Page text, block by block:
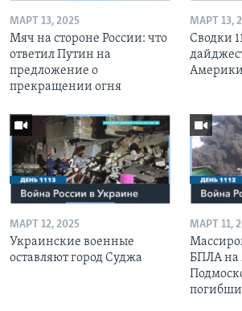
МАРТ 13, 2025
Мяч на стороне России: что
ответил Путин на
предложение о
прекращении огня
МАРТ 13,
Сводки
МАРТ 12, 2025
Украинские военные
оставляют город Суджа
МАРТ 11,
БПЛА на